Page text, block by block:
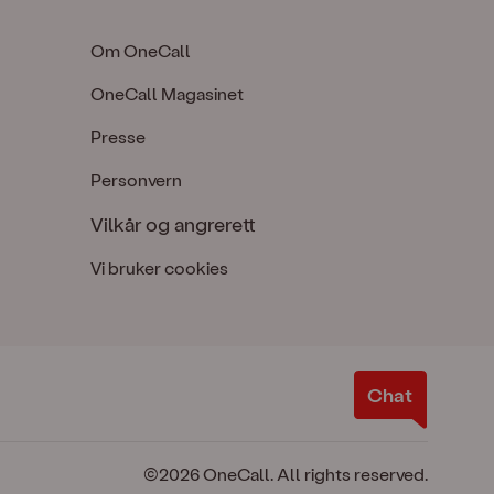
Om OneCall
OneCall Magasinet
Presse
Personvern
Vilkår og angrerett
Vi bruker cookies
©2026 OneCall. All rights reserved.